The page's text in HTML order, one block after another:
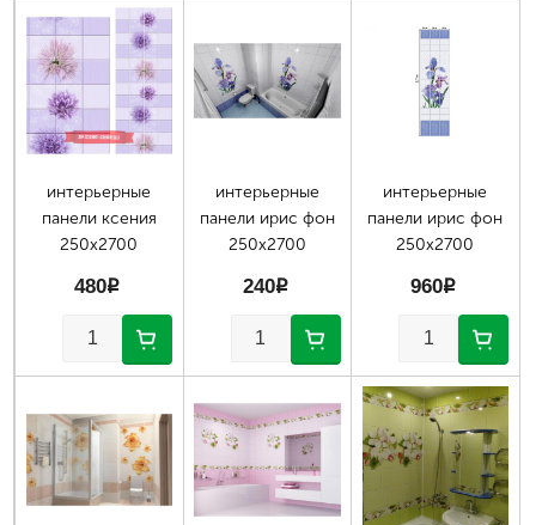
интерьерные
панели ксения
250х2700
480p
интерьерные
панели ирис фон
250х2700
240p
интерьерные
панели ирис фон
250х2700
960p